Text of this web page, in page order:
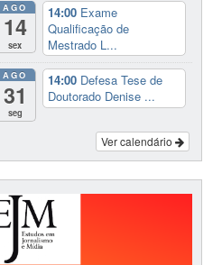
AGO
14
sex
14:00 Exame
Qualificação de
Mestrado L...
AGO
31
seg
14:00 Defesa Tese de
Doutorado Denise ...
Ver calendário